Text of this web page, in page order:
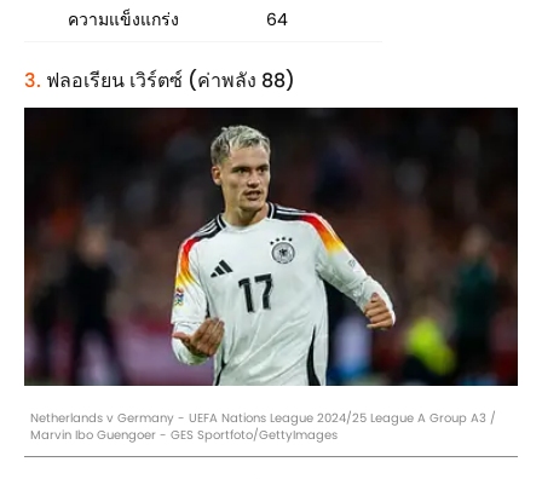
ความแข็งแกร่ง 64
3. ฟลอเรียน เวิร์ตซ์ (ค่าพลัง 88)
Netherlands v Germany - UEFA Nations League 2024/25 League A Group A3 /
Marvin Ibo Guengoer - GES Sportfoto/GettyImages